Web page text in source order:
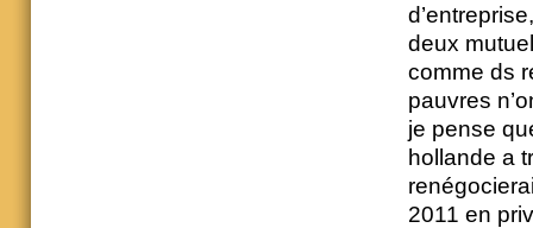
deux
comme ds
pauvres
je pense
hollande a
2011 en